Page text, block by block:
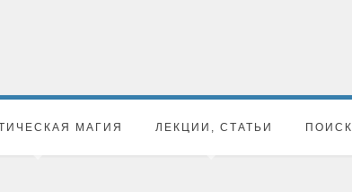
МАГИЯ ЛЕКЦИИ, СТАТЬИ ПОИСК